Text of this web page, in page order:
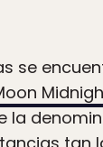
se
la